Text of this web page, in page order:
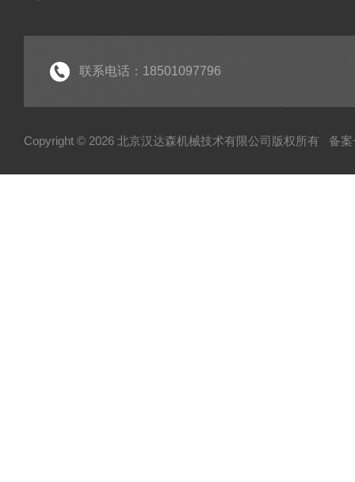
联系电话：18501097796
Copyright © 2026 北京汉达森机械技术有限公司版权所有 备案